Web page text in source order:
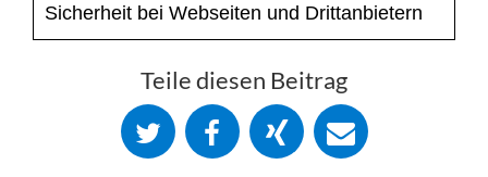
Sicherheit bei Webseiten und Drittanbietern
Teile diesen Beitrag